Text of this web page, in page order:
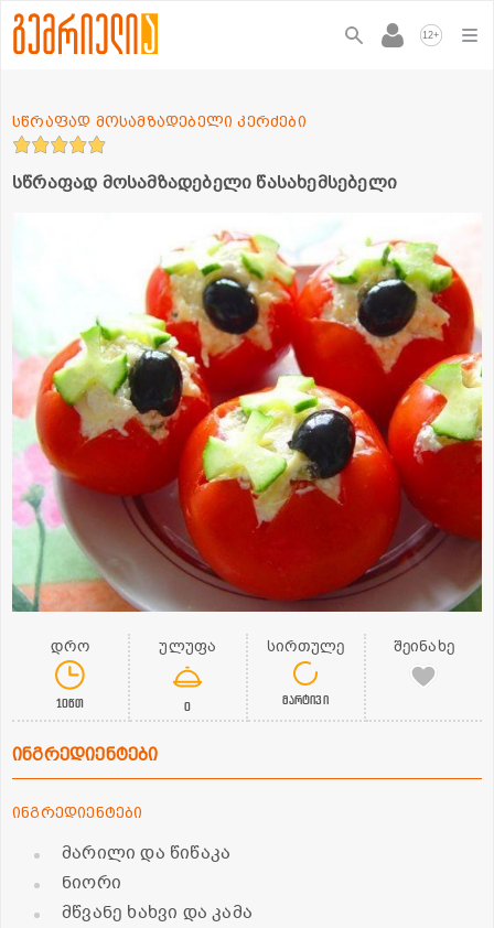
12+
სწრაფად მოსამზადებელი წასახემსებელი
სწრაფად მოსამზადებელი კერძები
დრო
10წთ
ულუფა
0
სირთულე
მარტივი
შეინახე
ინგრედიენტები
ინგრედიენტები
მარილი და წიწაკა
ნიორი
მწვანე ხახვი და კამა